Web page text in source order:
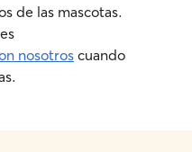
de las mascotas.
nosotros cuando